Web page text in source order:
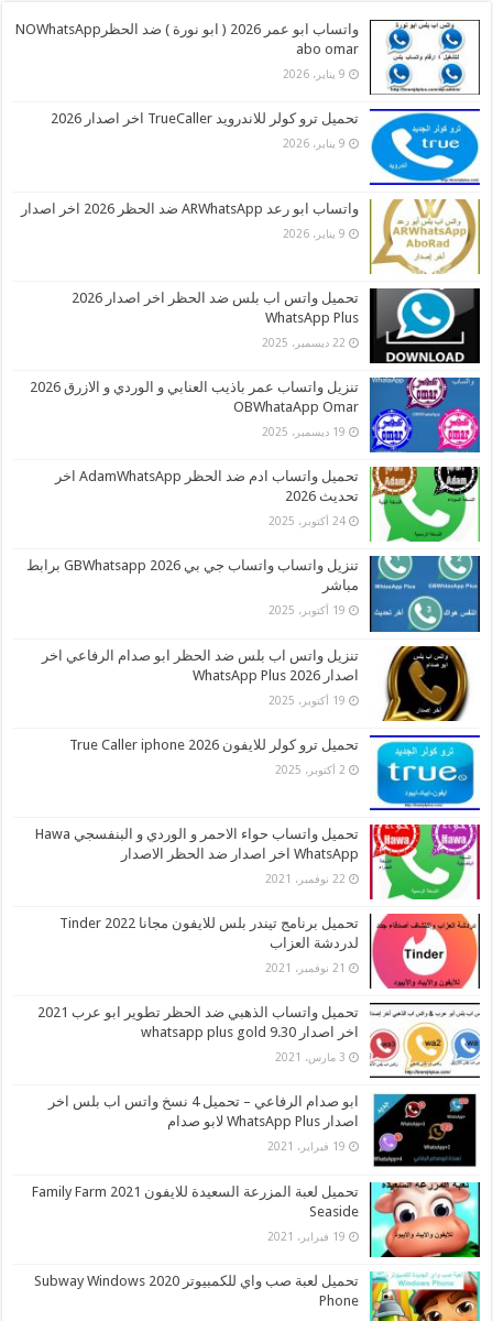
واتساب ابو عمر 2026 ( ابو نورة ) ضد الحظرNOWhatsApp
abo omar
9 يناير، 2026
تحميل ترو كولر للاندرويد TrueCaller اخر اصدار 2026
9 يناير، 2026
واتساب ابو رعد ARWhatsApp ضد الحظر 2026 اخر اصدار
9 يناير، 2026
تحميل واتس اب بلس ضد الحظر اخر اصدار 2026
WhatsApp Plus
22 ديسمبر، 2025
تنزيل واتساب عمر باذيب العنابي و الوردي و الازرق 2026
OBWhataApp Omar
19 ديسمبر، 2025
تحميل واتساب ادم ضد الحظر AdamWhatsApp اخر
تحديث 2026
24 أكتوبر، 2025
تنزيل واتساب واتساب جي بي 2026 GBWhatsapp برابط
مباشر
19 أكتوبر، 2025
تنزيل واتس اب بلس ضد الحظر ابو صدام الرفاعي اخر
اصدار 2026 WhatsApp Plus
19 أكتوبر، 2025
تحميل ترو كولر للايفون 2026 True Caller iphone
2 أكتوبر، 2025
تحميل واتساب حواء الاحمر و الوردي و البنفسجي Hawa
WhatsApp اخر اصدار ضد الحظر الاصدار
22 نوفمبر، 2021
تحميل برنامج تيندر بلس للايفون مجانا 2022 Tinder
لدردشة العزاب
21 نوفمبر، 2021
تحميل واتساب الذهبي ضد الحظر تطوير ابو عرب 2021
اخر اصدار whatsapp plus gold 9.30
3 مارس، 2021
ابو صدام الرفاعي – تحميل 4 نسخ واتس اب بلس اخر
اصدار WhatsApp Plus لابو صدام
19 فبراير، 2021
تحميل لعبة المزرعة السعيدة للايفون 2021 Family Farm
Seaside
19 فبراير، 2021
تحميل لعبة صب واي للكمبيوتر 2020 Subway Windows
Phone